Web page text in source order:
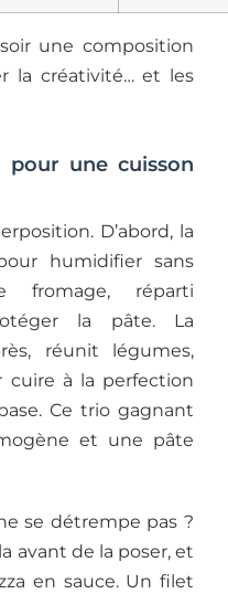
une composition
la créativité… et les
pour une cuisson
D’abord, la
humidifier sans
fromage, réparti
la pâte. La
réunit légumes,
cuire à la perfection
Ce trio gagnant
et une pâte
se détrempe pas ?
avant de la poser, et
en sauce. Un filet